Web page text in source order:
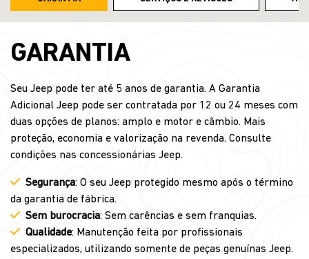
GARANTIA
Seu Jeep pode ter até 5 anos de garantia. A Garantia
Adicional Jeep pode ser contratada por 12 ou 24 meses com
duas opções de planos: amplo e motor e câmbio. Mais
proteção, economia e valorização na revenda. Consulte
condições nas concessionárias Jeep.
Segurança: O seu Jeep protegido mesmo após o término
da garantia de fábrica.
Sem burocracia: Sem carências e sem franquias.
Qualidade: Manutenção feita por profissionais
especializados, utilizando somente de peças genuínas Jeep.